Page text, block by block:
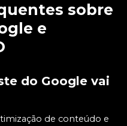
sobre
e
do Google vai
de conteúdo e